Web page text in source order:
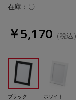
在庫：〇
￥5,170 （税込）
ブラック ホワイト